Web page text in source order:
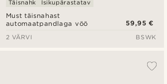
Must täisnahast
automaatpandlaga vöö
Täisnahk Isikupärastatav
59,95 €
2 VÄRVI
BSWK